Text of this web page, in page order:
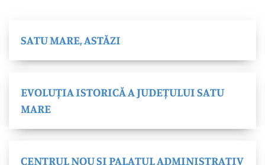
SATU MARE, ASTĂZI
EVOLUȚIA ISTORICĂ A JUDEȚULUI SATU
MARE
CENTRUL NOU ȘI PALATUL ADMINISTRATIV